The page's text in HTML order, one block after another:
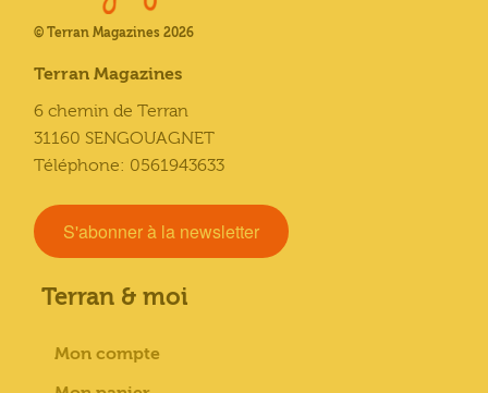
© Terran Magazines 2026
Terran Magazines
6 chemin de Terran
31160 SENGOUAGNET
Téléphone: 0561943633
S'abonner à la newsletter
Terran & moi
Mon compte